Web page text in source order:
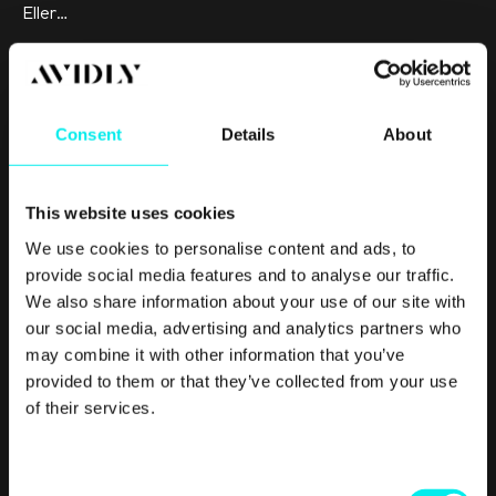
Consent Details About
This website uses cookies
We use cookies to personalise content and ads, to
provide social media features and to analyse our traffic.
We also share information about your use of our site with
our social media, advertising and analytics partners who
may combine it with other information that you’ve
provided to them or that they’ve collected from your use
of their services.
Eller…
”Jeg tror, at vores brugere ikke konverterer, fordi værdien
af vores e-bog er vanskelig at afkode. Vi kan forbedre
når de downloader e-bogen.”
hvordan gør man i praksis? Få svar på det i vores guide med
27 tips til leadgenerering her.
5. Test!
Rosinen i optimeringsprocessens pølseende er naturligvis at
teste hypotesen, og det er her, det for alvor bliver sjovt.